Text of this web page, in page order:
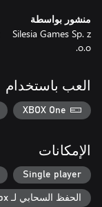
منشور بواسطة
Silesia Games Sp. z
o.o.
العب باستخدام
XBOX One
الإمكانات
Single player
الحفظ السحابي لـ Xbox